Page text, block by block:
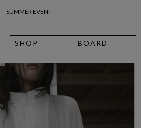
26 여름 휴가 안내
SHOP BOARD